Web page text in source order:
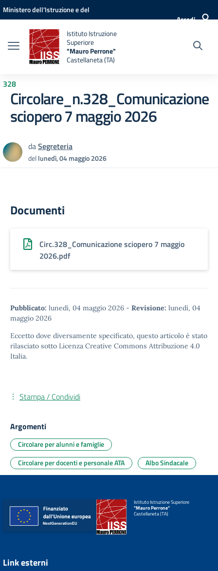
Vai ai contenuti
Vai al menu di navigazione
Vai al footer
Ministero dell'Istruzione e del
Accedi
Istituto Istruzione
Superiore
"Mauro Perrone"
Castellaneta (TA)
328
Circolare_n.328_Comunicazione
sciopero 7 maggio 2026
daSegreteria
dellunedì, 04 maggio 2026
Documenti
Circ.328_Comunicazione sciopero 7 maggio
2026.pdf
Pubblicato: lunedì, 04 maggio 2026 - Revisione: lunedì, 04
maggio 2026
Eccetto dove diversamente specificato, questo articolo è stato
rilasciato sotto Licenza Creative Commons Attribuzione 4.0
Italia.
Stampa / Condividi
Argomenti
Circolare per alunni e famiglie
Circolare per docenti e personale ATA
Albo Sindacale
Istituto Istruzione Superiore
"Mauro Perrone"
Castellaneta (TA)
Link esterni